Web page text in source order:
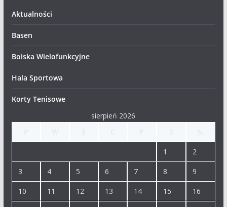
Aktualności
Basen
Boiska Wielofunkcyjne
Hala Sportowa
Korty Tenisowe
sierpień 2026
1 2
3 4 5 6 7 8 9
10 11 12 13 14 15 16